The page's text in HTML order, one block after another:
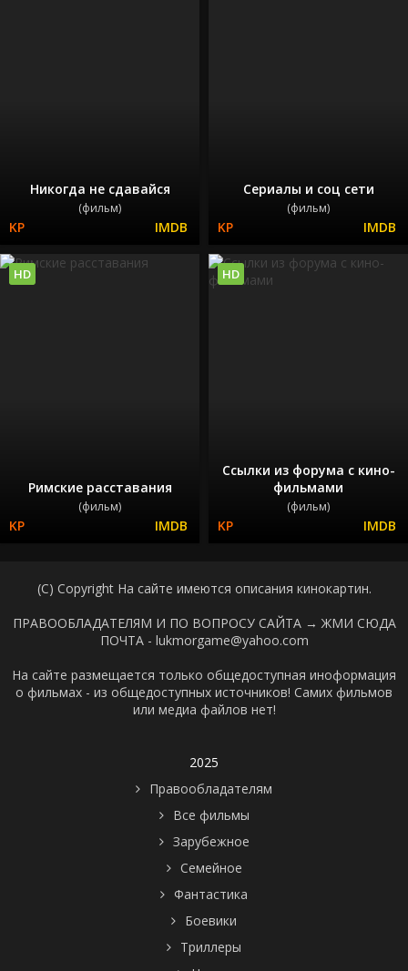
Никогда не сдавайся
(фильм)
Сериалы и соц сети
(фильм)
Римские расставания
(фильм)
HD
Ссылки из форума с кино-
фильмами
(фильм)
HD
(C) Copyright На сайте имеются описания кинокартин.
ПРАВООБЛАДАТЕЛЯМ И ПО ВОПРОСУ САЙТА → ЖМИ СЮДА
ПОЧТА - lukmorgame@yahoo.com
На сайте размещается только общедоступная иноформация
о фильмах - из общедоступных источников! Самих фильмов
или медиа файлов нет!
2025
Правообладателям
Все фильмы
Зарубежное
Семейное
Фантастика
Боевики
Триллеры